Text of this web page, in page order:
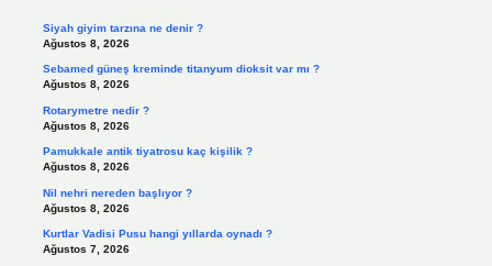
Siyah giyim tarzına ne denir ?
Ağustos 8, 2026
Sebamed güneş kreminde titanyum dioksit var mı ?
Ağustos 8, 2026
Rotarymetre nedir ?
Ağustos 8, 2026
Pamukkale antik tiyatrosu kaç kişilik ?
Ağustos 8, 2026
Nil nehri nereden başlıyor ?
Ağustos 8, 2026
Kurtlar Vadisi Pusu hangi yıllarda oynadı ?
Ağustos 7, 2026